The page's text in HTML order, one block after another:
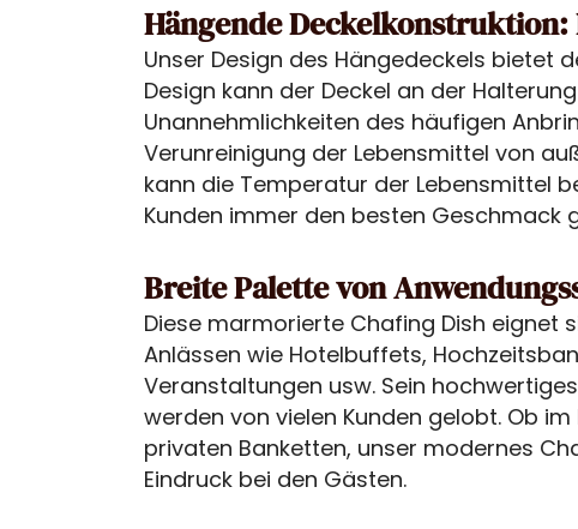
Hängende
Unser Design des Hängedeckels bietet
Design kann der Deckel an der
Unannehmlichkeiten des häufigen
Verunreinigung der Lebensmittel von
kann die Temperatur der Lebensmittel
Kunden immer den besten Geschmack
Breite Palette von
Diese marmorierte Chafing Dish eignet
Anlässen wie Hotelbuffets,
Veranstaltungen usw. Sein
werden von vielen Kunden gelobt. Ob
privaten Banketten, unser modernes
Eindruck bei den Gästen.